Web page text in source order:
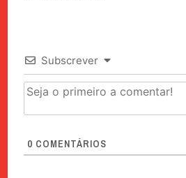
Subscrever
0 COMENTÁRIOS